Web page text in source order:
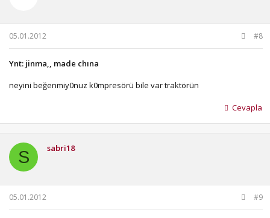
05.01.2012 #8
Ynt: jinma,, made chına
neyini beğenmiy0nuz k0mpresörü bile var traktörün
Cevapla
S sabri18
05.01.2012 #9